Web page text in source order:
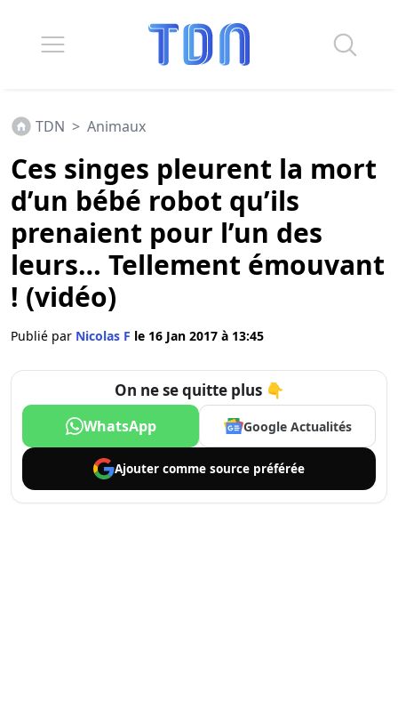
TDN > Animaux
Ces singes pleurent la mort
d’un bébé robot qu’ils
prenaient pour l’un des
leurs… Tellement émouvant
! (vidéo)
Publié par Nicolas F le 16 Jan 2017 à 13:45
On ne se quitte plus 👇
WhatsApp Google Actualités
Ajouter comme source préférée